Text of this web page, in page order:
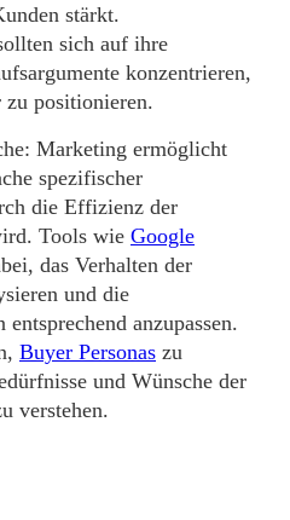
stärkt.
sich auf ihre
konzentrieren,
positionieren.
Marketing ermöglicht
spezifischer
die Effizienz der
Tools wie Google
das Verhalten der
und die
anzupassen.
Buyer Personas zu
und Wünsche der
verstehen.